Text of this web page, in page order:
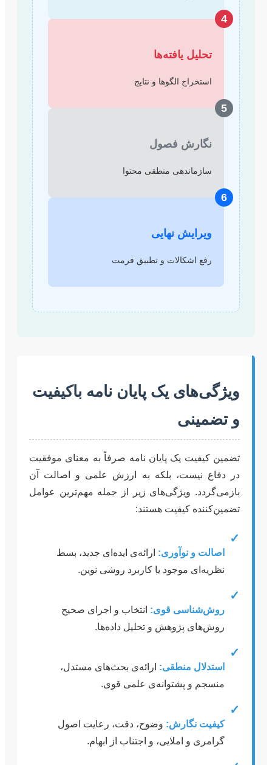
4
تحلیل یافته‌ها
استخراج الگوها و نتایج
5
نگارش فصول
سازماندهی منطقی محتوا
6
ویرایش نهایی
رفع اشکالات و تطبیق فرمت
ویژگی‌های یک پایان نامه باکیفیت
و تضمینی
تضمین کیفیت یک پایان نامه صرفاً به معنای موفقیت
در دفاع نیست، بلکه به ارزش علمی و اصالت آن
بازمی‌گردد. ویژگی‌های زیر از جمله مهم‌ترین عوامل
تضمین‌کننده کیفیت هستند:
✓
اصالت و نوآوری: ارائه‌ی ایده‌ای جدید، بسط
نظریه‌ای موجود یا کاربرد روشی نوین.
✓
روش‌شناسی قوی: انتخاب و اجرای صحیح
روش‌های پژوهش و تحلیل داده‌ها.
✓
استدلال منطقی: ارائه‌ی بحث‌های مستدل،
منسجم و پشتوانه‌ی علمی قوی.
✓
کیفیت نگارش: وضوح، دقت، رعایت اصول
گرامری و املایی، و اجتناب از ابهام.